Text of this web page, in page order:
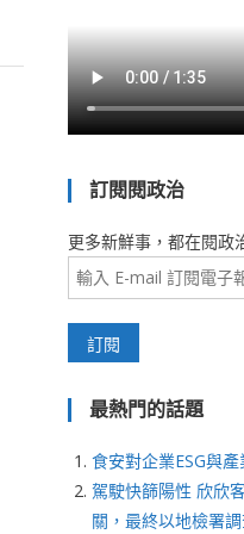
訂閱閱政治
更多新鮮事，都在閱政
最熱門的話題
食安對企業ESG與
駕駛快篩陽性 欣欣
關，最終以地檢署